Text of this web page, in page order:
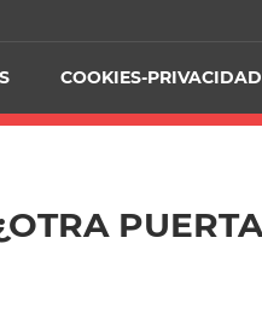
COOKIES-PRIVACIDAD